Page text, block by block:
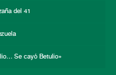
del 41
Se cayó Betulio»